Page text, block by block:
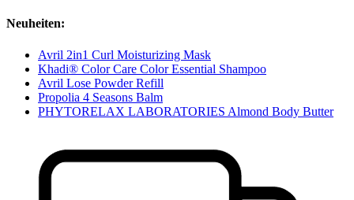
Neuheiten:
Avril 2in1 Curl Moisturizing Mask
Khadi® Color Care Color Essential Shampoo
Avril Lose Powder Refill
Propolia 4 Seasons Balm
PHYTORELAX LABORATORIES Almond Body Butter